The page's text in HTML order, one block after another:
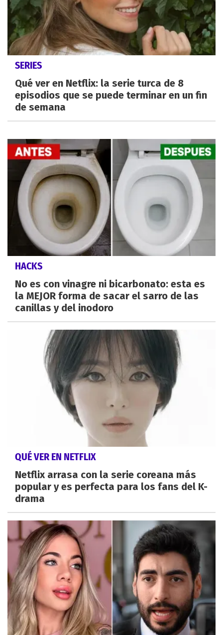
SERIES
Qué ver en Netflix: la serie turca de 8
episodios que se puede terminar en un fin
de semana
HACKS
No es con vinagre ni bicarbonato: esta es
la MEJOR forma de sacar el sarro de las
canillas y del inodoro
QUÉ VER EN NETFLIX
Netflix arrasa con la serie coreana más
popular y es perfecta para los fans del K-
drama